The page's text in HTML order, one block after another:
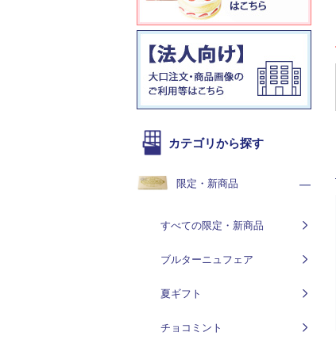
カテゴリから探す
限定・新商品
すべての限定・新商品
ブルターニュフェア
夏ギフト
チョコミント